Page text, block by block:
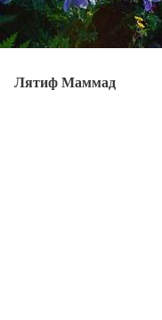
Лятиф Маммад